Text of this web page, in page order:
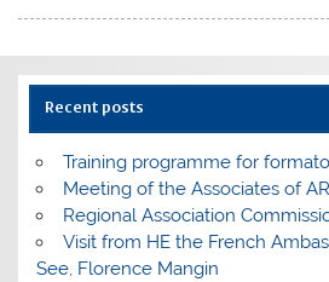
Recent posts
Training programme for
Meeting of the Associates of
Regional Association
Visit from HE the French
See, Florence Mangin